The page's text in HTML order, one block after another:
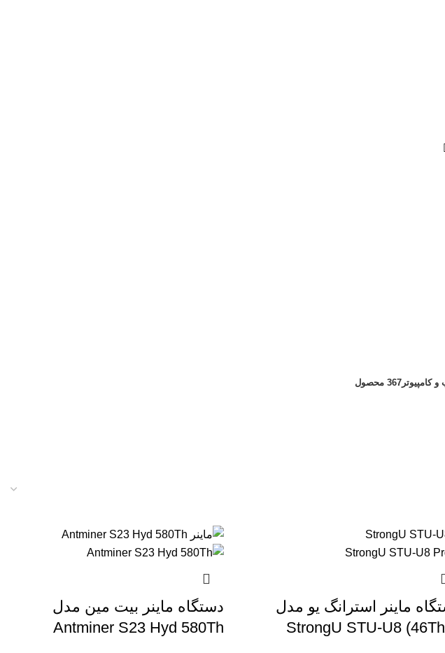
کامپیوتر 367 محصول
ماینر استرانگ یو مدل
StrongU STU-U8
دستگاه ماینر بیت مین مدل
Antminer S23 Hyd 580Th